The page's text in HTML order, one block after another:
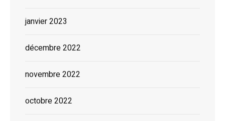
janvier 2023
décembre 2022
novembre 2022
octobre 2022